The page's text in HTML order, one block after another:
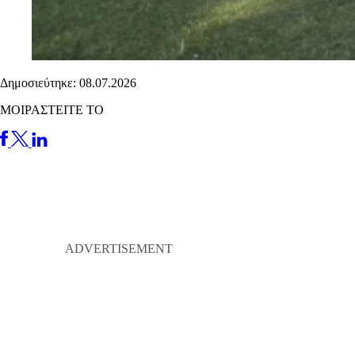
Δημοσιεύτηκε: 08.07.2026
ΜΟΙΡΑΣΤΕΙΤΕ ΤΟ